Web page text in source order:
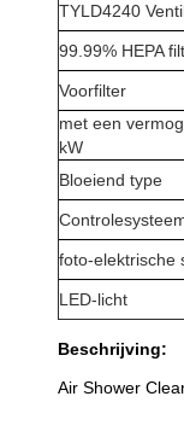
TYLD4240
99.99% HEPA
Voorfilter
met een
kW
Bloeiend type
foto-elektrische
LED-licht
Beschrijving:
Air Shower